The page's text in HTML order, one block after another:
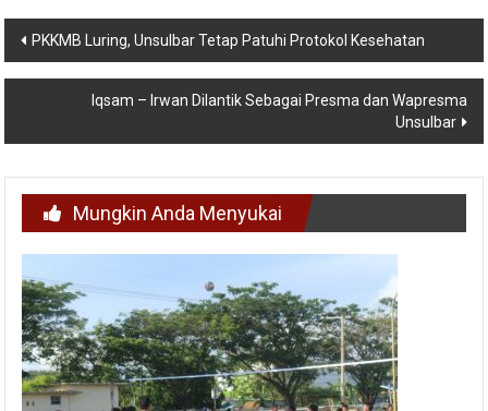
Navigasi
pos
PKKMB Luring, Unsulbar Tetap Patuhi Protokol Kesehatan
Iqsam – Irwan Dilantik Sebagai Presma dan Wapresma
Unsulbar
Mungkin Anda Menyukai